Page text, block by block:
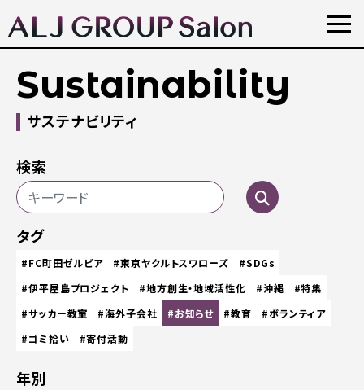
Sustainability
サステナビリティ
検索
タグ
#FC町田ゼルビア #東京ヤクルトスワローズ
#SDGs
#伊平屋島プロジェクト
#地方創生・地域活性化 #沖縄
#特集
#サッカー教室
#海外子会社 #お知らせ #教育
#ボランティア
#ゴミ拾い
#寄付活動
年別